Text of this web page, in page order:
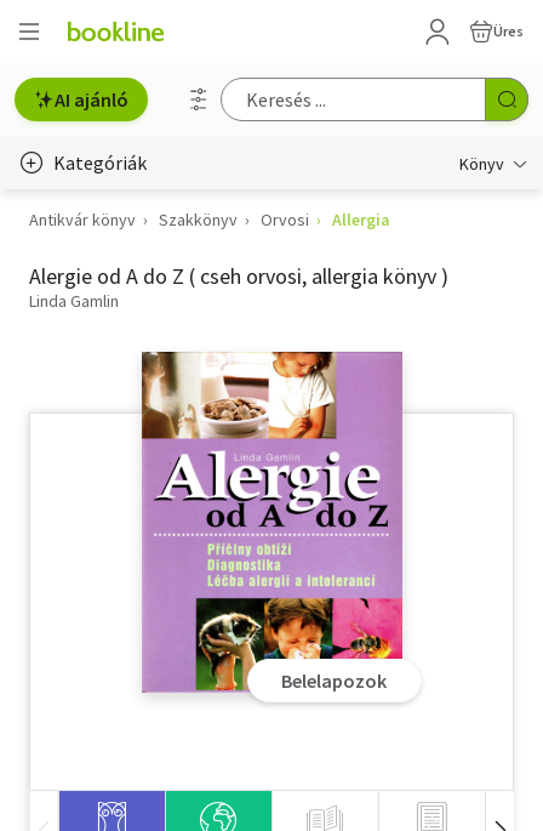
Üres
AI ajánló
Kategóriák Könyv
Életmód, egészség
Erotika
Hobbi, szabadidő
Tankönyv, segédkönyv
Társadalomtudomány
Történelem
Antikvár könyv Szakkönyv Orvosi Allergia
Alergie od A do Z ( cseh orvosi, allergia könyv )
Linda Gamlin
Belelapozok